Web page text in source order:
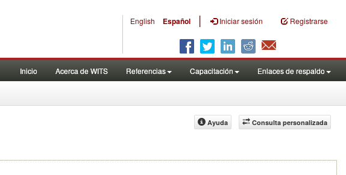
English Español | Iniciar sesión Registrarse
Inicio Acerca de WITS Referencias Capacitación Enlaces de respaldo
Consulta personalizada
Ayuda